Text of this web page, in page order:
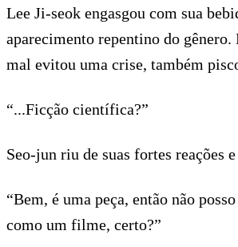
Lee Ji-seok engasgou com sua
aparecimento repentino do
mal evitou uma crise, também
“...Ficção científica?”
Seo-jun riu de suas fortes reações
“Bem, é uma peça, então não
como um filme, certo?”